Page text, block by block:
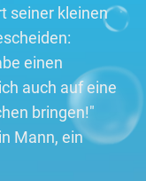
seiner kleinen
einen
auch auf eine
bringen!"
Mann, ein